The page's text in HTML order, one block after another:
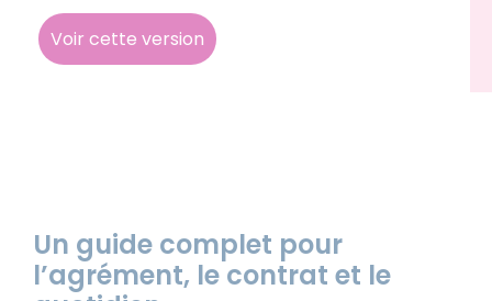
Voir cette version
Un guide complet pour
l’agrément, le contrat et le